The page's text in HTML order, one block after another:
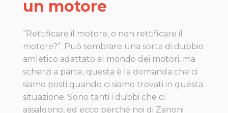
un motore
“Rettificare il motore, o non rettificare il
motore?”. Può sembrare una sorta di dubbio
amletico adattato al mondo dei motori, ma
scherzi a parte, questa è la domanda che ci
siamo posti quando ci siamo trovati in questa
situazione. Sono tanti i dubbi che ci
assalgono, ed ecco perché noi di Zanoni